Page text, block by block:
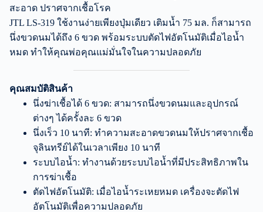
สะอาด ปราศจากเชื้อโรค
JTL LS-319 ใช้งานง่ายเพียงปุ่มเดียว เติมน้ำ 75 มล. ก็สามารถ
นึ่งขวดนมได้ถึง 6 ขวด พร้อมระบบตัดไฟอัตโนมัติเมื่อไอน้ำ
หมด ทำให้คุณพ่อคุณแม่มั่นใจในความปลอดภัย
คุณสมบัติสินค้า
นึ่งฆ่าเชื้อได้ 6 ขวด: สามารถนึ่งขวดนมและอุปกรณ์
ต่างๆ ได้ครั้งละ 6 ขวด
นึ่งเร็ว 10 นาที: ทำความสะอาดขวดนมให้ปราศจากเชื้อ
จุลินทรีย์ได้ในเวลาเพียง 10 นาที
ระบบไอน้ำ: ทำงานด้วยระบบไอน้ำที่มีประสิทธิภาพใน
การฆ่าเชื้อ
ตัดไฟอัตโนมัติ: เมื่อไอน้ำระเหยหมด เครื่องจะตัดไฟ
อัตโนมัติเพื่อความปลอดภัย